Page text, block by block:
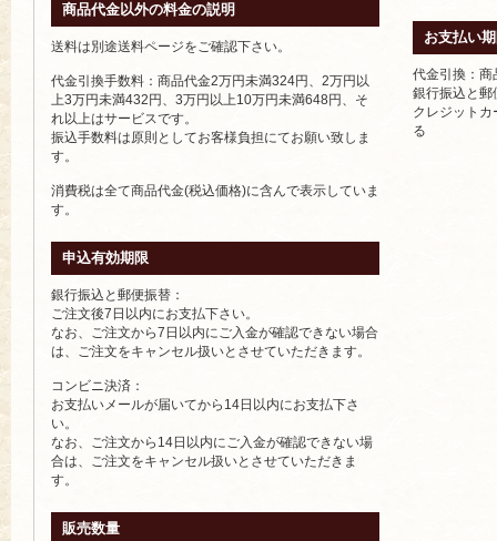
商品代金以外の料金の説明
送料は別途送料ページをご確認下さい。
代金引換手数料：商品代金2万円未満324円、2万円以
上3万円未満432円、3万円以上10万円未満648円、そ
れ以上はサービスです。
振込手数料は原則としてお客様負担にてお願い致しま
す。
消費税は全て商品代金(税込価格)に含んで表示していま
す。
申込有効期限
銀行振込と郵便振替：
ご注文後7日以内にお支払下さい。
なお、ご注文から7日以内にご入金が確認できない場合
は、ご注文をキャンセル扱いとさせていただきます。
コンビニ決済：
お支払いメールが届いてから14日以内にお支払下さ
い。
なお、ご注文から14日以内にご入金が確認できない場
合は、ご注文をキャンセル扱いとさせていただきま
す。
販売数量
お支払い
代金引換：商
銀行振込と郵
クレジット
る